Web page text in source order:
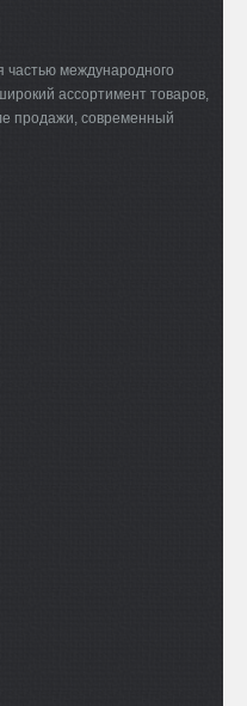
частью международного
ассортимент товаров,
продажи, современный